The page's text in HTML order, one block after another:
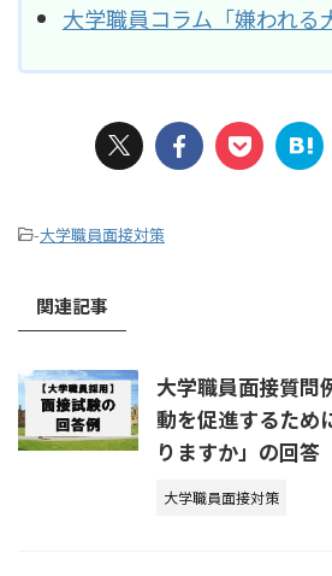
大学職員コラム「嫌われる
-大学職員面接対策
関連記事
大学職員面接質問
動を促進するため
りますか」の回答
大学職員面接対策